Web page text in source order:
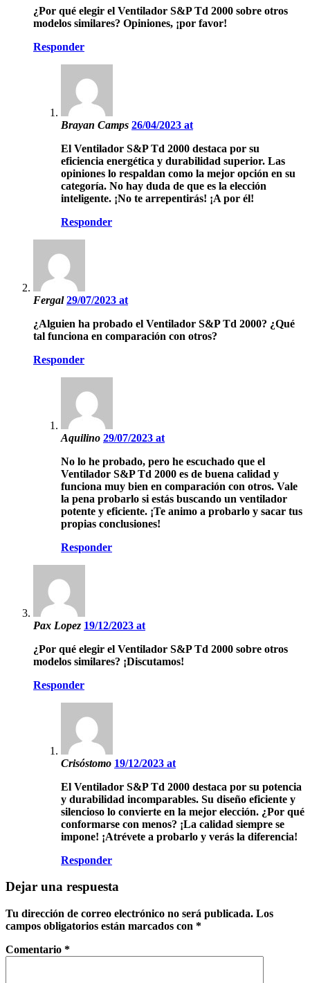
¿Por qué elegir el Ventilador S&P Td 2000 sobre otros
modelos similares? Opiniones, ¡por favor!
Responder
Brayan Camps 26/04/2023 at
El Ventilador S&P Td 2000 destaca por su
eficiencia energética y durabilidad superior. Las
opiniones lo respaldan como la mejor opción en su
categoría. No hay duda de que es la elección
inteligente. ¡No te arrepentirás! ¡A por él!
Responder
Fergal29/07/2023 at
¿Alguien ha probado el Ventilador S&P Td 2000? ¿Qué
tal funciona en comparación con otros?
Responder
Aquilino 29/07/2023 at
No lo he probado, pero he escuchado que el
Ventilador S&P Td 2000 es de buena calidad y
funciona muy bien en comparación con otros. Vale
la pena probarlo si estás buscando un ventilador
potente y eficiente. ¡Te animo a probarlo y sacar tus
propias conclusiones!
Responder
Pax Lopez 19/12/2023 at
¿Por qué elegir el Ventilador S&P Td 2000 sobre otros
modelos similares? ¡Discutamos!
Responder
Crisóstomo 19/12/2023 at
El Ventilador S&P Td 2000 destaca por su potencia
y durabilidad incomparables. Su diseño eficiente y
silencioso lo convierte en la mejor elección. ¿Por qué
conformarse con menos? ¡La calidad siempre se
impone! ¡Atrévete a probarlo y verás la diferencia!
Responder
Dejar una respuesta
Tu dirección de correo electrónico no será publicada. Los
campos obligatorios están marcados con *
Comentario *